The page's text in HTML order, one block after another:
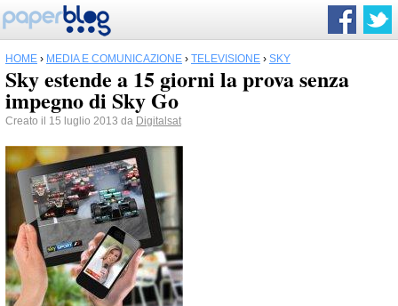
HOME › MEDIA E COMUNICAZIONE › TELEVISIONE › SKY
Sky estende a 15 giorni la prova senza
impegno di Sky Go
Creato il 15 luglio 2013 da Digitalsat